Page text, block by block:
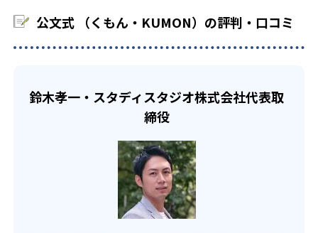
でも週2回受講できる。そのため、部活や他の習い事で忙し
らのオンライン受講と通室を組み合わせることも可能だ。
部活や習い事と両立したい生徒向け
KUMONでは、一人ひとりの学習状況やスケジュールに合わ
宿題の量や進め方に関しては、いつでも気軽に相談可能
だ。
公文式 （くもん・KUMON）の評判・口コミ
鈴木孝一・スタディスタジオ株式会社代表取
締役